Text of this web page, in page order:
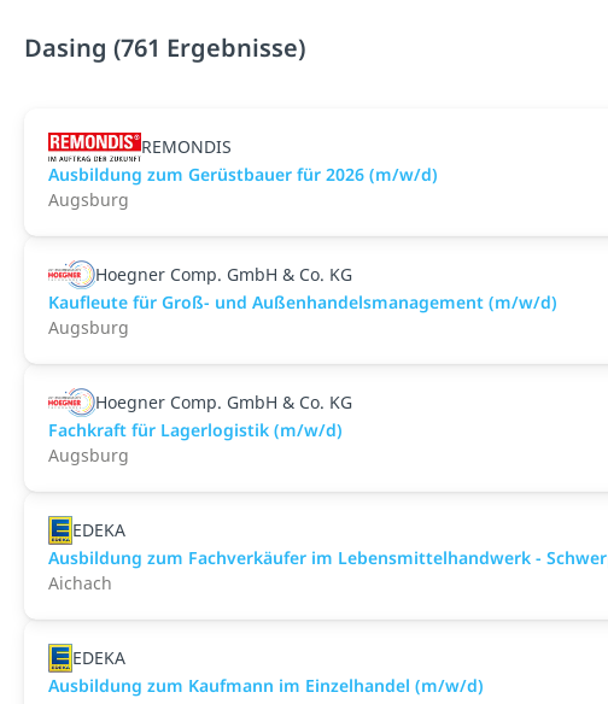
Dasing (761 Ergebnisse)
REMONDIS
Ausbildung zum Gerüstbauer für 2026 (m/w/d)
Augsburg
Hoegner Comp. GmbH & Co. KG
Kaufleute für Groß- und Außenhandelsmanagement (m/w/d)
Augsburg
Hoegner Comp. GmbH & Co. KG
Fachkraft für Lagerlogistik (m/w/d)
Augsburg
EDEKA
Ausbildung zum Fachverkäufer im Lebensmittelhandwerk -
Aichach
EDEKA
Ausbildung zum Kaufmann im Einzelhandel (m/w/d)